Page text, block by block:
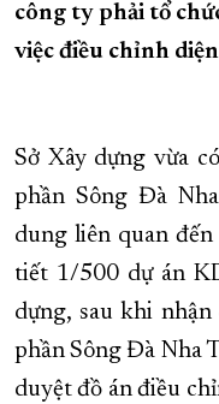
ĐẠI HỘI ĐẢNG CÁC CẤP
công ty phải tổ
việc điều chỉnh
Sở Xây dựng vừa
phần Sông Đà
dung liên quan
tiết 1/500 dự án
dựng, sau khi
phần Sông Đà Nha
duyệt đồ án điều